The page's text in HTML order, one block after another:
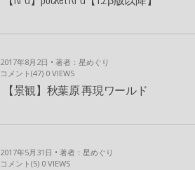
2017年8月2日 • 著者：星めぐり
コメント(47) 0 VIEWS
【景観】秋葉原 再現ワールド
2017年5月31日 • 著者：星めぐり
コメント(5) 0 VIEWS